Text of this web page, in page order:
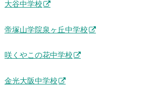
大谷中学校
帝塚山学院泉ヶ丘中学校
咲くやこの花中学校
金光大阪中学校